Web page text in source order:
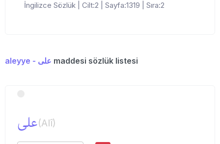
İngilizce Sözlük | Cilt:2 | Sayfa:1319 | Sıra:2
aleyye - علی maddesi sözlük listesi
علی(Alî)